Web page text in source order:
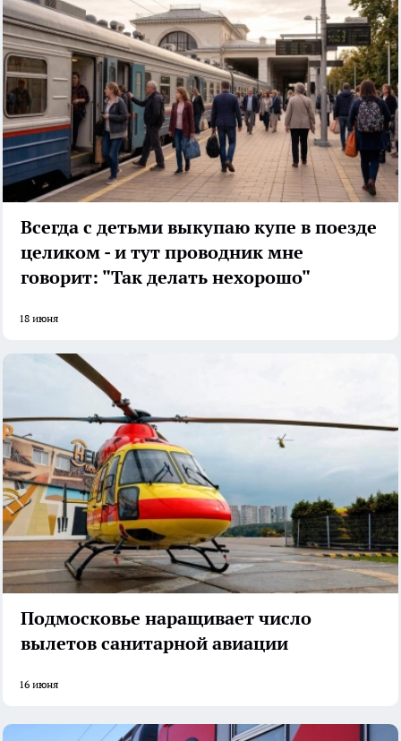
Всегда с детьми выкупаю купе в поезде
целиком - и тут проводник мне
говорит: "Так делать нехорошо"
18 июня
Подмосковье наращивает число
вылетов санитарной авиации
16 июня